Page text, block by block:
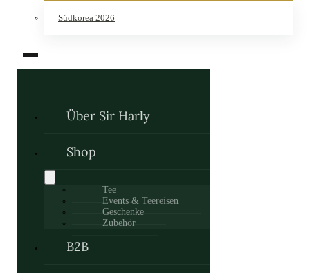
Südkorea 2026
Über Sir Harly
Shop
Tee
Events & Teereisen
Geschenke
Zubehör
B2B